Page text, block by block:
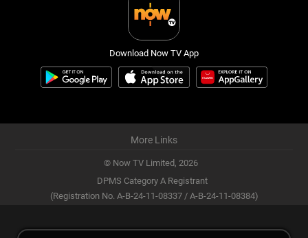
Download Now TV App
More Links
© Now TV Limited, 2026
DPMS Category A Registrant
(Registration No. A-B-24-11-08337 / A-B-24-11-08384)